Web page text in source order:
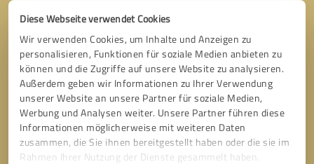
Diese Webseite verwendet Cookies
Wir verwenden Cookies, um Inhalte und Anzeigen zu
personalisieren, Funktionen für soziale Medien anbieten zu
können und die Zugriffe auf unsere Website zu analysieren.
Außerdem geben wir Informationen zu Ihrer Verwendung
unserer Website an unsere Partner für soziale Medien,
Werbung und Analysen weiter. Unsere Partner führen diese
Informationen möglicherweise mit weiteren Daten
zusammen, die Sie ihnen bereitgestellt haben oder die sie im
Rahmen Ihrer Nutzung der Dienste gesammelt haben.